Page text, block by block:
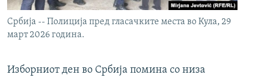
Србија -- Полиција пред гласачките места во Кула, 29
март 2026 година.
Изборниот ден во Србија помина со низа